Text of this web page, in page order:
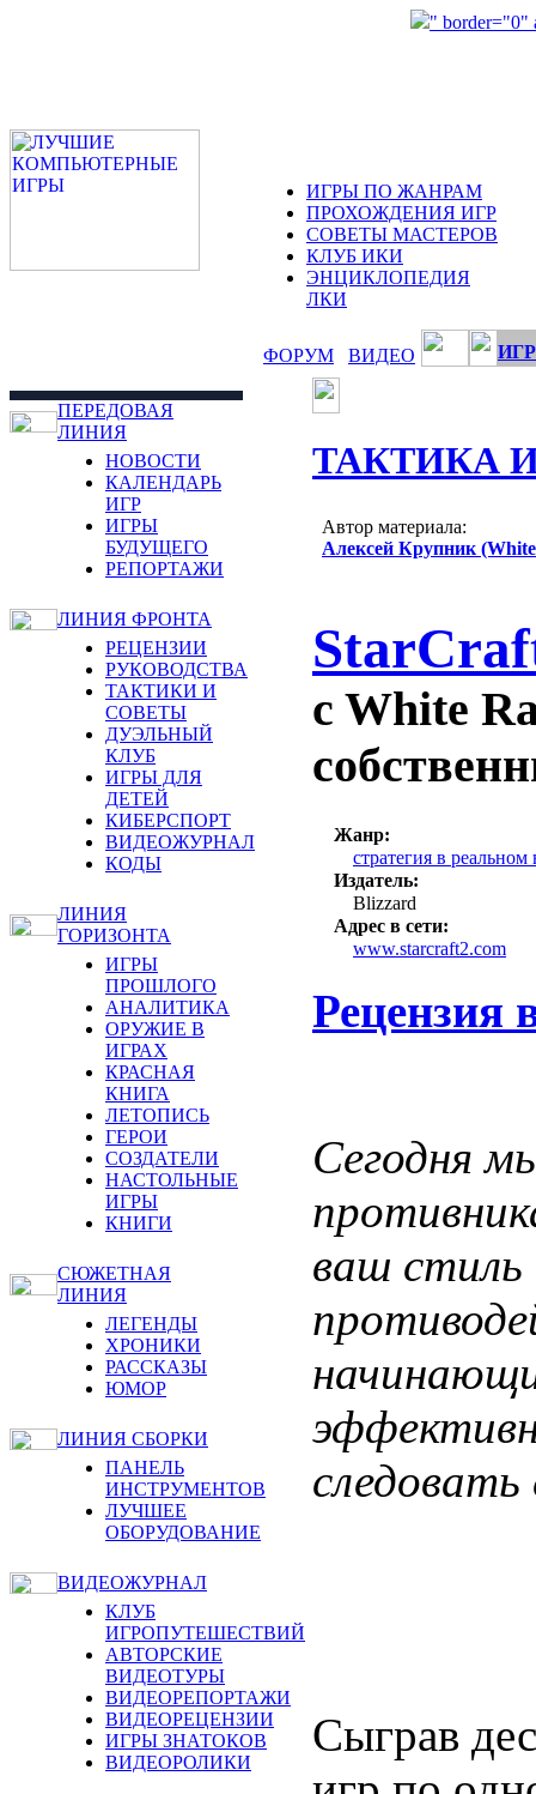
" border="0"
ИГРЫ ПО ЖАНРАМ
ПРОХОЖДЕНИЯ ИГР
СОВЕТЫ МАСТЕРОВ
КЛУБ ИКИ
ЭНЦИКЛОПЕДИЯ
ЛКИ
ФОРУМ ВИДЕО
ПЕРЕДОВАЯ
ЛИНИЯ
НОВОСТИ
КАЛЕНДАРЬ
ИГР
ИГРЫ
БУДУЩЕГО
РЕПОРТАЖИ
ЛИНИЯ ФРОНТА
РЕЦЕНЗИИ
РУКОВОДСТВА
ТАКТИКИ И
СОВЕТЫ
ДУЭЛЬНЫЙ
КЛУБ
ИГРЫ ДЛЯ
ДЕТЕЙ
КИБЕРСПОРТ
ВИДЕОЖУРНАЛ
КОДЫ
ЛИНИЯ
ГОРИЗОНТА
ИГРЫ
ПРОШЛОГО
АНАЛИТИКА
ОРУЖИЕ В
ИГРАХ
КРАСНАЯ
КНИГА
ЛЕТОПИСЬ
ГЕРОИ
СОЗДАТЕЛИ
НАСТОЛЬНЫЕ
ИГРЫ
КНИГИ
СЮЖЕТНАЯ
ЛИНИЯ
ЛЕГЕНДЫ
ХРОНИКИ
РАССКАЗЫ
ЮМОР
ЛИНИЯ СБОРКИ
ПАНЕЛЬ
ИНСТРУМЕНТОВ
ЛУЧШЕЕ
ОБОРУДОВАНИЕ
ВИДЕОЖУРНАЛ
КЛУБ
ИГРОПУТЕШЕСТВИЙ
АВТОРСКИЕ
ВИДЕОТУРЫ
ВИДЕОРЕПОРТАЖИ
ВИДЕОРЕЦЕНЗИИ
ИГРЫ ЗНАТОКОВ
ВИДЕОРОЛИКИ
ТАКТИКА
Автор материала:
Алексей Крупник
c White
Жанр:
стратегия в
Издатель:
Blizzard
Адрес в сети:
www.starcraft2.com
Сегодня
ваш стиль
Сыграв